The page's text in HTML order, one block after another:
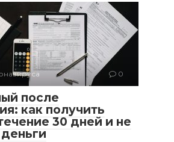
0
после
как получить
30 дней и не